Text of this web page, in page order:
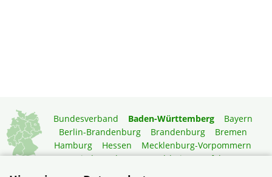
Bundesverband Baden-Württemberg
Bayern
Berlin-Brandenburg
Brandenburg
Bremen
Hamburg
Hessen
Mecklenburg-Vorpommern
Niedersachsen
Nordrhein-Westfalen